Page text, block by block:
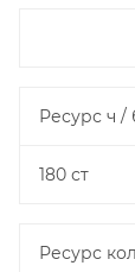
Ресурс ч /
180 ст
Ресурс